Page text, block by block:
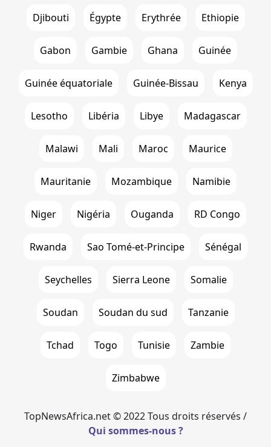
Djibouti Égypte Erythrée Ethiopie
Gabon Gambie Ghana Guinée
Guinée équatoriale Guinée-Bissau Kenya
Lesotho Libéria Libye Madagascar
Malawi Mali Maroc Maurice
Mauritanie Mozambique Namibie
Niger Nigéria Ouganda RD Congo
Rwanda Sao Tomé-et-Principe Sénégal
Seychelles Sierra Leone Somalie
Soudan Soudan du sud Tanzanie
Tchad Togo Tunisie Zambie
Zimbabwe
TopNewsAfrica.net © 2022 Tous droits réservés /
Qui sommes-nous ?